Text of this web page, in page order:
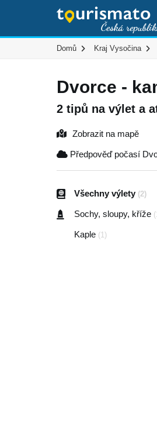
Domů Kraj Vysočina
Dvorce -
2 tipů na výlet a
Zobrazit na mapě
Předpověď počasí
Všechny výlety (2)
Sochy, sloupy, kříže
Kaple (1)